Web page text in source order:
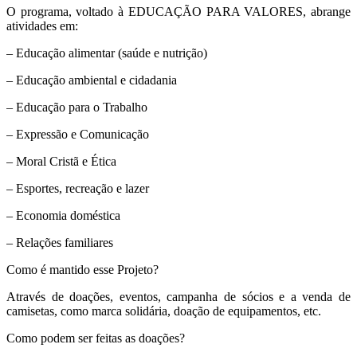
O programa, voltado à EDUCAÇÃO PARA VALORES, abrange
atividades em:
– Educação alimentar (saúde e nutrição)
– Educação ambiental e cidadania
– Educação para o Trabalho
– Expressão e Comunicação
– Moral Cristã e Ética
– Esportes, recreação e lazer
– Economia doméstica
– Relações familiares
Como é mantido esse Projeto?
Através de doações, eventos, campanha de sócios e a venda de
camisetas, como marca solidária, doação de equipamentos, etc.
Como podem ser feitas as doações?